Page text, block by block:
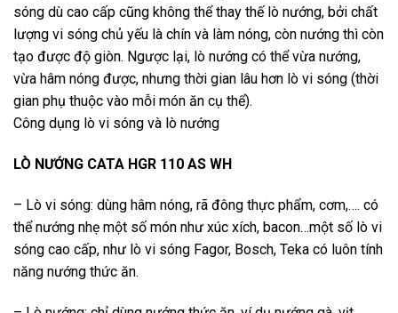
sóng dù cao cấp cũng không thể thay thế lò nướng, bởi chất
lượng vi sóng chủ yếu là chín và làm nóng, còn nướng thì còn
tạo được độ giòn. Ngược lại, lò nướng có thể vừa nướng,
vừa hâm nóng được, nhưng thời gian lâu hơn lò vi sóng (thời
gian phụ thuộc vào mỗi món ăn cụ thể).
Công dụng lò vi sóng và lò nướng
LÒ NƯỚNG CATA HGR 110 AS WH
– Lò vi sóng: dùng hâm nóng, rã đông thực phẩm, cơm,…. có
thể nướng nhẹ một số món như xúc xích, bacon…một số lò vi
sóng cao cấp, như lò vi sóng Fagor, Bosch, Teka có luôn tính
năng nướng thức ăn.